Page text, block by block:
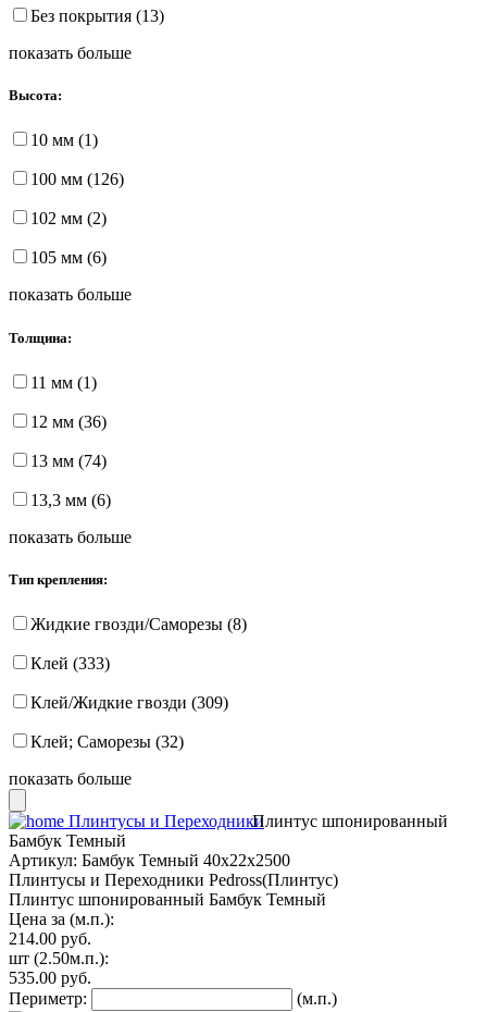
Без покрытия (13)
показать больше
Высота:
10 мм (1)
100 мм (126)
102 мм (2)
105 мм (6)
показать больше
Толщина:
11 мм (1)
12 мм (36)
13 мм (74)
13,3 мм (6)
показать больше
Тип крепления:
Жидкие гвозди/Саморезы (8)
Клей (333)
Клей/Жидкие гвозди (309)
Клей; Саморезы (32)
показать больше
Плинтусы и ПереходникиПлинтус шпонированный
Бамбук Темный
Артикул: Бамбук Темный 40x22x2500
Плинтусы и Переходники Pedross(Плинтус)
Плинтус шпонированный Бамбук Темный
Цена за (м.п.):
214.00 руб.
шт (2.50м.п.):
535.00 руб.
Периметр:
(м.п.)